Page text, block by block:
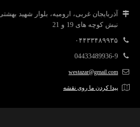
آذربایجان غربی، ارومیه، بلوار شهید
نبش کوچه های 19 و 21
۰۴۴۳۳۴۸۹۹۳۵
04433489936-9
westazar@gmail.com
پیدا کردن ما روی نقشه